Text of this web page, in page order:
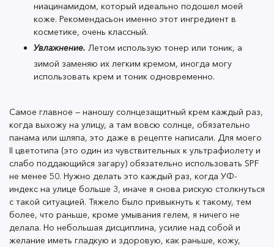
снятия макияжа вечером, но и утром, чтобы
смыть остатки себума. И вообще это самый
важный этап, но подробности расскажу позже.
Умывание. Сначала предпочитала использовать
пенки на основе чайного дерева, но часто
того, как посмотрела на гель с ниацинамидом,
который идеально подошел моей коже.
Рекомендасьон именно этот ингредиент в
косметике, очень классный.
Увлажнение. Летом использую тонер или тоник,
а зимой заменяю их легким кремом, иногда
могу использовать крем и тоник
одновременно.
ниацинамидом, который идеально подошел моей
коже. Рекомендасьон именно этот ингредиент в
косметике, очень классный.
Увлажнение. Летом использую тонер или тоник, а
зимой заменяю их легким кремом, иногда могу
использовать крем и тоник одновременно.
Самое главное — наношу солнцезащитный крем каждый раз,
когда выхожу на улицу, а там вовсю солнце, обязательно
панама или шляпа, это даже в рецепте написали. Для моего
II цветотипа (это один из чувствительных к ультрафиолету и
слабо поддающийся загару) обязательно использовать SPF
не менее 50. Нужно делать это каждый раз, когда УФ-
индекс на улице больше 3, иначе я снова рискую столкнуться
с такой ситуацией. Тяжело было привыкнуть к такому, тем
более, что раньше, кроме умывания гелем, я ничего не
делала. Но небольшая дисциплина, усилие над собой и
желание иметь гладкую и здоровую, как раньше, кожу,